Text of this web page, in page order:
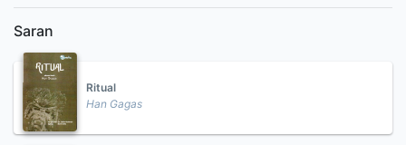
Saran
Ritual
Han Gagas